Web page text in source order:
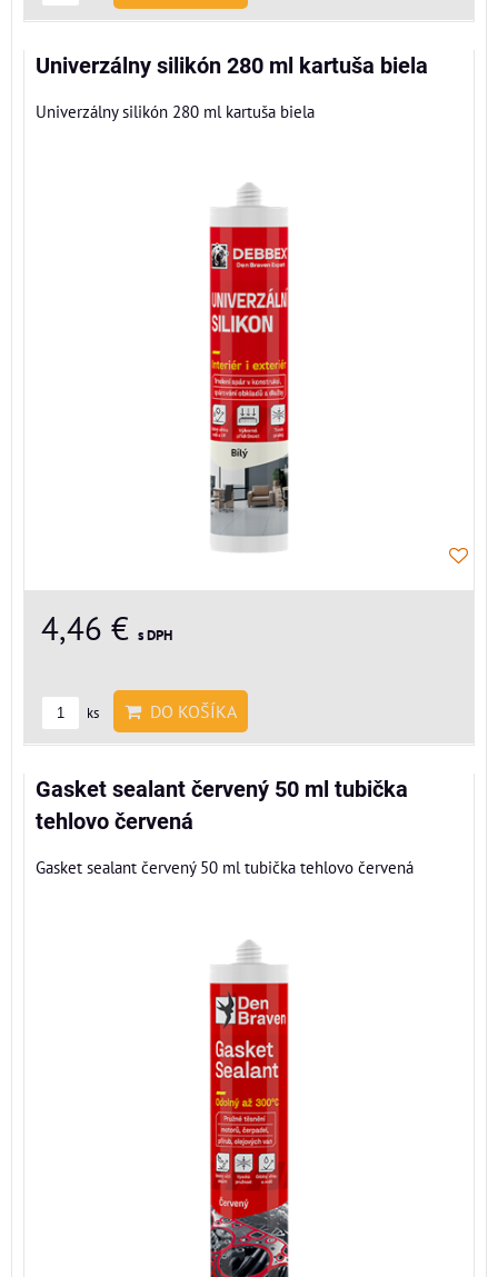
Univerzálny silikón 280 ml kartuša biela
Univerzálny silikón 280 ml kartuša biela
4,46 € s DPH
ks DO KOŠÍKA
Gasket sealant červený 50 ml tubička
tehlovo červená
Gasket sealant červený 50 ml tubička tehlovo červená